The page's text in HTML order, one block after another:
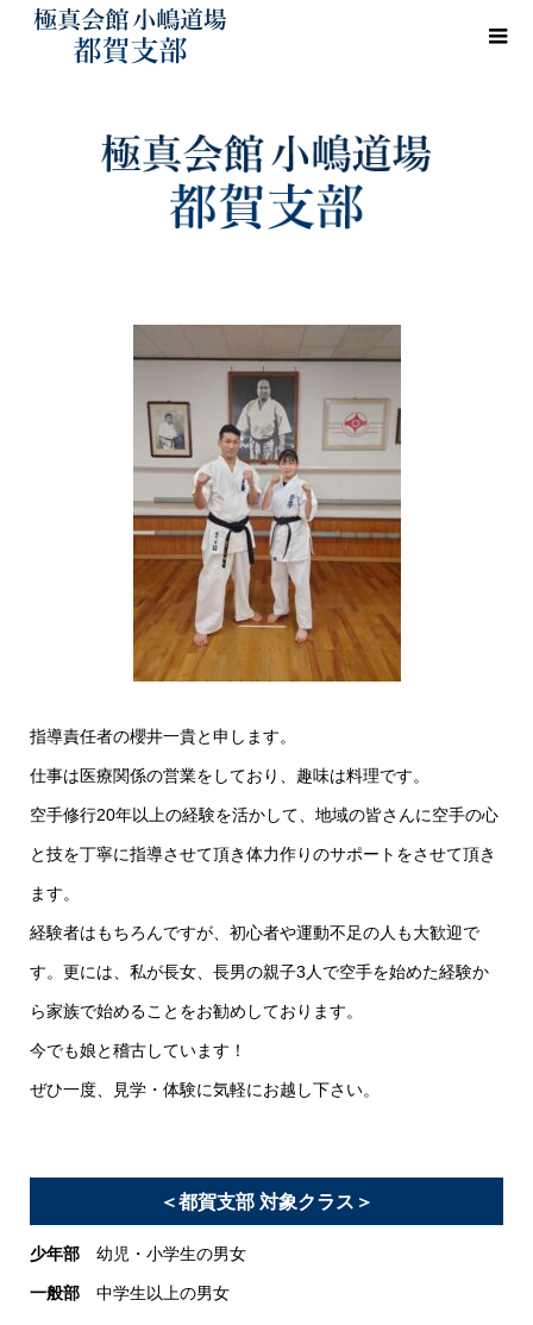
指導責任者の櫻井一貴と申します。
仕事は医療関係の営業をしており、趣味は料理です。
空手修行20年以上の経験を活かして、地域の皆さんに空手の心
と技を丁寧に指導させて頂き体力作りのサポートをさせて頂き
ます。
経験者はもちろんですが、初心者や運動不足の人も大歓迎で
す。更には、私が長女、長男の親子3人で空手を始めた経験か
ら家族で始めることをお勧めしております。
今でも娘と稽古しています！
ぜひ一度、見学・体験に気軽にお越し下さい。
＜都賀支部 対象クラス＞
少年部幼児・小学生の男女
一般部中学生以上の男女